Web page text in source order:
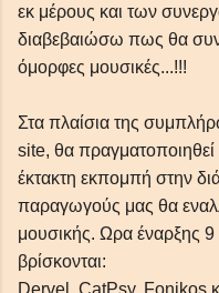
εκ μέρους και των
διαβεβαιώσω πως θα
όμορφες μουσικές...!!!
Στα πλαίσια της
site, θα
έκτακτη εκπομπή στην
παραγωγούς μας θα
μουσικής. Ωρα έναρξης 9
βρίσκονται:
Dervel, CatPsy, Fonikos